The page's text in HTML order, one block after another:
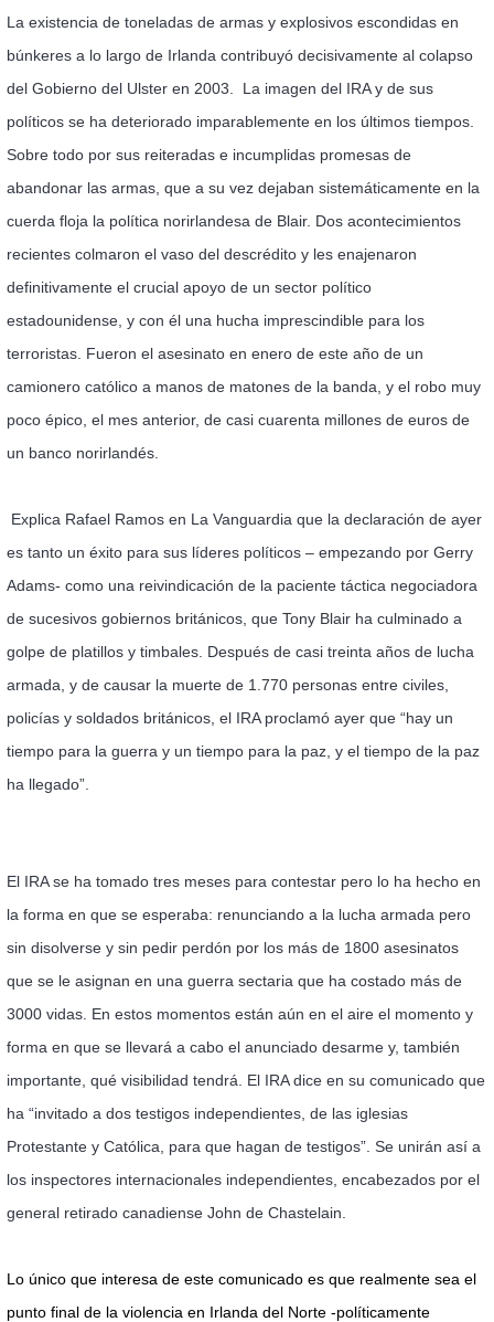
La existencia de toneladas de armas y explosivos escondidas en
búnkeres a lo largo de Irlanda contribuyó decisivamente al colapso
del Gobierno del Ulster en 2003.
La imagen del IRA y de sus
políticos se ha deteriorado imparablemente en los últimos tiempos.
Sobre todo por sus reiteradas e incumplidas promesas de
abandonar las armas, que a su vez dejaban sistemáticamente en la
cuerda floja la política norirlandesa de Blair. Dos acontecimientos
recientes colmaron el vaso del descrédito y les enajenaron
definitivamente el crucial apoyo de un sector político
estadounidense, y con él una hucha imprescindible para los
terroristas. Fueron el asesinato en enero de este año de un
camionero católico a manos de matones de la banda, y el robo muy
poco épico, el mes anterior, de casi cuarenta millones de euros de
un banco norirlandés.
Explica Rafael Ramos en La Vanguardia que la declaración de ayer
es tanto un éxito para sus líderes políticos – empezando por Gerry
Adams- como una reivindicación de la paciente táctica negociadora
de sucesivos gobiernos británicos, que Tony Blair ha culminado a
golpe de platillos y timbales. Después de casi treinta años de lucha
armada, y de causar la muerte de 1.770 personas entre civiles,
policías y soldados británicos, el IRA proclamó ayer que “hay un
tiempo para la guerra y un tiempo para la paz, y el tiempo de la paz
ha llegado”.
El IRA se ha tomado tres meses para contestar pero lo ha hecho en
la forma en que se esperaba: renunciando a la lucha armada pero
sin disolverse y sin pedir perdón por los más de 1800 asesinatos
que se le asignan en una guerra sectaria que ha costado más de
3000 vidas. En estos momentos están aún en el aire el momento y
forma en que se llevará a cabo el anunciado desarme y, también
importante, qué visibilidad tendrá. El IRA dice en su comunicado que
ha “invitado a dos testigos independientes, de las iglesias
Protestante y Católica, para que hagan de testigos”. Se unirán así a
los inspectores internacionales independientes, encabezados por el
general retirado canadiense John de Chastelain.
Lo único que interesa de este comunicado es que realmente sea el
punto final de la violencia en Irlanda del Norte -políticamente